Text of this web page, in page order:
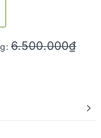
6.500.000₫